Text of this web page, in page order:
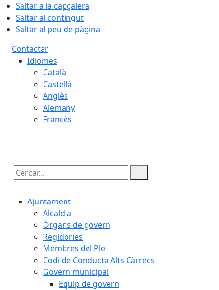
Saltar a la capçalera
Saltar al contingut
Saltar al peu de pàgina
Contactar
Idiomes
Català
Castellà
Anglès
Alemany
Francès
Cercar:
Ajuntament
Alcaldia
Òrgans de govern
Regidories
Membres del Ple
Codi de Conducta Alts Càrrecs
Govern municipal
Equip de govern